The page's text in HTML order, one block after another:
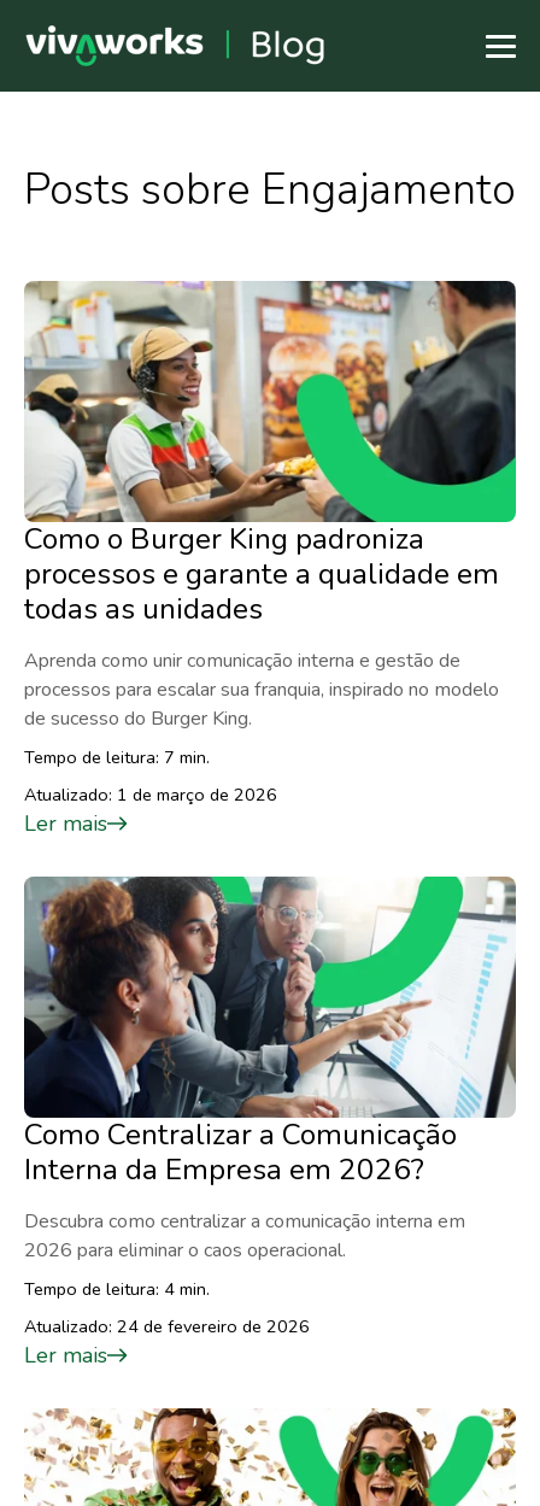
Posts sobre Engajamento
Como o Burger King padroniza
processos e garante a qualidade em
todas as unidades
Aprenda como unir comunicação interna e gestão de
processos para escalar sua franquia, inspirado no modelo
de sucesso do Burger King.
Tempo de leitura: 7 min.
Atualizado: 1 de março de 2026
Ler mais
Como Centralizar a Comunicação
Interna da Empresa em 2026?
Descubra como centralizar a comunicação interna em
2026 para eliminar o caos operacional.
Tempo de leitura: 4 min.
Atualizado: 24 de fevereiro de 2026
Ler mais